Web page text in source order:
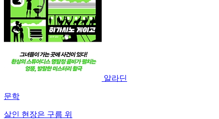
알라딘
문학
살인 현장은 구름 위